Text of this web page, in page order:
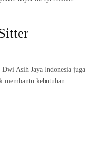
Dwi Asih Jaya Indonesia juga
membantu kebutuhan